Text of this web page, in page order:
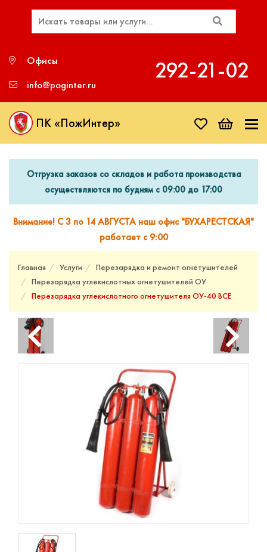
Офисы
info@poginter.ru
292‑21‑02
ПК «ПожИнтер»
Отгрузка заказов со складов и работа производства
осуществляются по будням с 09:00 до 17:00
Внимание! С 3 по 14 АВГУСТА наш офис "БУХАРЕСТСКАЯ"
работает с 9:00
Главная Услуги
Перезарядка и ремонт огнетушителей
Перезарядка углекислотных огнетушителей ОУ
Перезарядка углекислотного огнетушителя ОУ-40 BCE